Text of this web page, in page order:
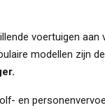
voertuigen aan
modellen zijn de
en